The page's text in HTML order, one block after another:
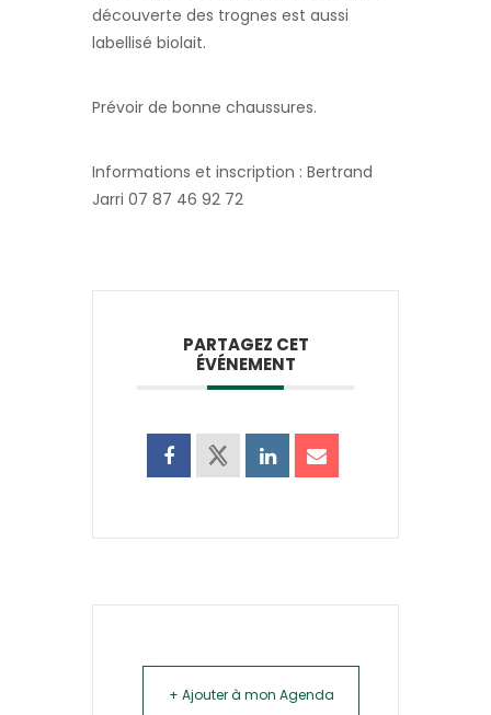
découverte des trognes est aussi
labellisé biolait.
Prévoir de bonne chaussures.
Informations et inscription : Bertrand
Jarri 07 87 46 92 72
PARTAGEZ CET
ÉVÉNEMENT
+ Ajouter à mon Agenda